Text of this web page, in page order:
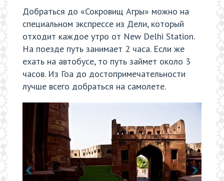
Добраться до «Сокровищ Агры» можно на
специальном экспрессе из Дели, который
отходит каждое утро от New Delhi Station.
На поезде путь занимает 2 часа. Если же
ехать на автобусе, то путь займет около 3
часов. Из Гоа до достопримечательности
лучше всего добраться на самолете.